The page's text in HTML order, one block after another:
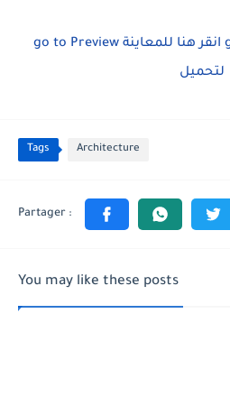
go to Preview انقر هنا للمعاينة
لتحميل
Tags Architecture
You may like these posts